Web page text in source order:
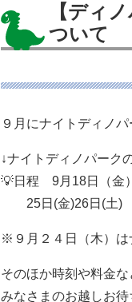
【ディ
ついて
９月にナイトディノ
↓ナイトディノパーク
💡日程 9月18日（金
25日(金)26日(土)
※９月２４日（木）は
そのほか時刻や料金
みなさまのお越しお待